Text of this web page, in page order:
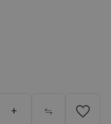
+ favorite_border